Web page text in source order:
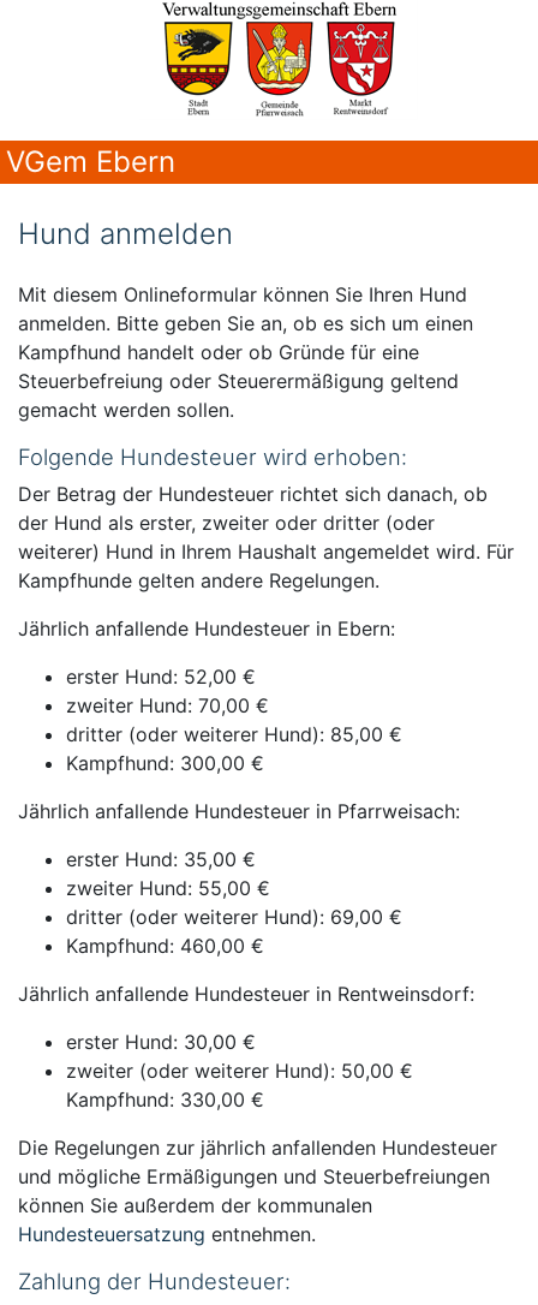
VGem Ebern
Hund anmelden
Mit diesem Onlineformular können Sie Ihren Hund
anmelden. Bitte geben Sie an, ob es sich um einen
Kampfhund handelt oder ob Gründe für eine
Steuerbefreiung oder Steuerermäßigung geltend
gemacht werden sollen.
Folgende Hundesteuer wird erhoben:
Der Betrag der Hundesteuer richtet sich danach, ob
der Hund als erster, zweiter oder dritter (oder
weiterer) Hund in Ihrem Haushalt angemeldet wird. Für
Kampfhunde gelten andere Regelungen.
Jährlich anfallende Hundesteuer in Ebern:
erster Hund: 52,00 €
zweiter Hund: 70,00 €
dritter (oder weiterer Hund): 85,00 €
Kampfhund: 300,00 €
Jährlich anfallende Hundesteuer in Pfarrweisach:
erster Hund: 35,00 €
zweiter Hund: 55,00 €
dritter (oder weiterer Hund): 69,00 €
Kampfhund: 460,00 €
Jährlich anfallende Hundesteuer in Rentweinsdorf:
erster Hund: 30,00 €
zweiter (oder weiterer Hund): 50,00 €
Kampfhund: 330,00 €
Die Regelungen zur jährlich anfallenden Hundesteuer
und mögliche Ermäßigungen und Steuerbefreiungen
können Sie außerdem der kommunalen
Hundesteuersatzung entnehmen.
Zahlung der Hundesteuer: